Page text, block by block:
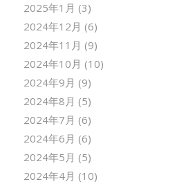
2025年1月 (3)
2024年12月 (6)
2024年11月 (9)
2024年10月 (10)
2024年9月 (9)
2024年8月 (5)
2024年7月 (6)
2024年6月 (6)
2024年5月 (5)
2024年4月 (10)